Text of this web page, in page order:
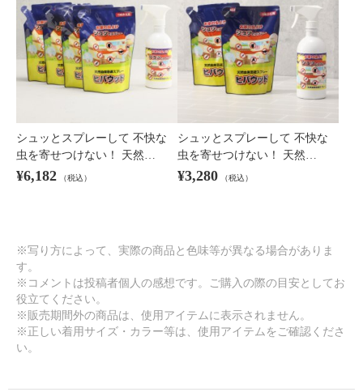
シュッとスプレーして 不快な
虫を寄せつけない！ 天然…
¥6,182 （税込）
シュッとスプレーして 不快な
虫を寄せつけない！ 天然…
¥3,280 （税込）
※写り方によって、実際の商品と色味等が異なる場合がありま
す。
※コメントは投稿者個人の感想です。ご購入の際の目安としてお
役立てください。
※販売期間外の商品は、使用アイテムに表示されません。
※正しい着用サイズ・カラー等は、使用アイテムをご確認くださ
い。